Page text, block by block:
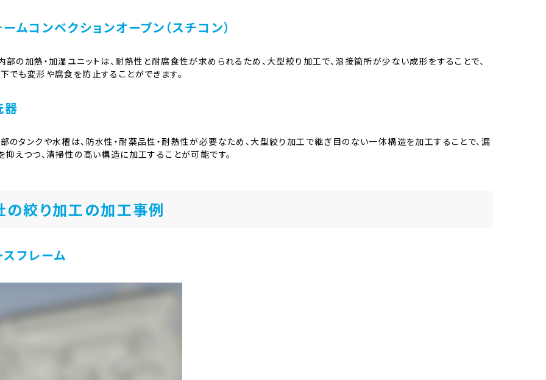
ムコンベクションオーブン（スチコン）
部の加熱・加湿ユニットは、耐熱性と耐腐食性が求められるため、大型絞り加工で、溶接箇所が少ない成形をすることで、
でも変形や腐食を防止することができます。
器
のタンクや水槽は、防水性・耐薬品性・耐熱性が必要なため、大型絞り加工で継ぎ目のない一体構造を加工することで、漏
抑えつつ、清掃性の高い構造に加工することが可能です。
の絞り加工の加工事例
フレーム